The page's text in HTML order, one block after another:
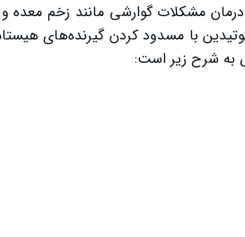
مشکلات گوارشی مانند زخم معده
به شرح زیر است: